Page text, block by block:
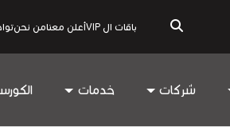
باقات ال VIP أعلن معنامن نحن
شركات خدمات